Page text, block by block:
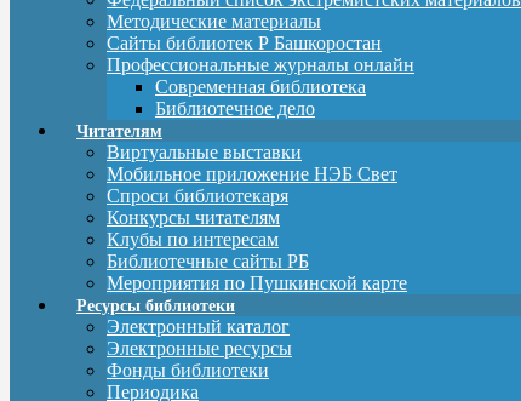
Методические материалы
Сайты библиотек Р Башкоростан
Профессиональные журналы онлайн
Современная библиотека
Библиотечное дело
Читателям
Виртуальные выставки
Мобильное приложение НЭБ Свет
Спроси библиотекаря
Конкурсы читателям
Клубы по интересам
Библиотечные сайты РБ
Мероприятия по Пушкинской карте
Ресурсы библиотеки
Электронный каталог
Электронные ресурсы
Фонды библиотеки
Периодика